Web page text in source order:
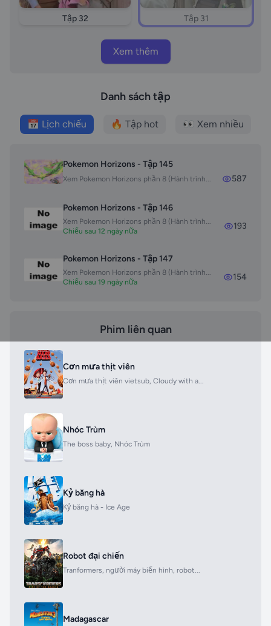
Tập 32 Tập 31
Xem thêm
Danh sách tập
📅 Lịch chiếu 🔥 Tập hot 👀 Xem nhiều
Pokemon Horizons - Tập 145
Xem Pokemon Horizons phần 8 (Hành trình... 587
Pokemon Horizons - Tập 146
Xem Pokemon Horizons phần 8 (Hành trình...
Chiếu sau 12 ngày nữa
193
Pokemon Horizons - Tập 147
Xem Pokemon Horizons phần 8 (Hành trình...
Chiếu sau 19 ngày nữa
154
Phim liên quan
Cơn mưa thịt viên
Cơn mưa thịt viên vietsub, Cloudy with a...
Nhóc Trùm
The boss baby, Nhóc Trùm
Kỷ băng hà
Kỷ băng hà - Ice Age
Robot đại chiến
Tranformers, người máy biến hình, robot...
Madagascar